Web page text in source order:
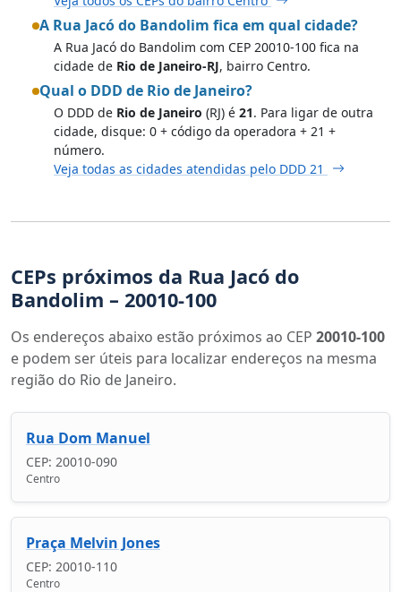
A Rua Jacó do Bandolim fica em qual cidade?
A Rua Jacó do Bandolim com CEP 20010-100 fica na
cidade de Rio de Janeiro-RJ, bairro Centro.
Qual o DDD de Rio de Janeiro?
O DDD de Rio de Janeiro (RJ) é 21. Para ligar de outra
cidade, disque: 0 + código da operadora + 21 +
número.
Veja todas as cidades atendidas pelo DDD 21
CEPs próximos da Rua Jacó do
Bandolim – 20010-100
Os endereços abaixo estão próximos ao CEP 20010-100
e podem ser úteis para localizar endereços na mesma
região do Rio de Janeiro.
Rua Dom Manuel
CEP: 20010-090
Centro
Praça Melvin Jones
CEP: 20010-110
Centro